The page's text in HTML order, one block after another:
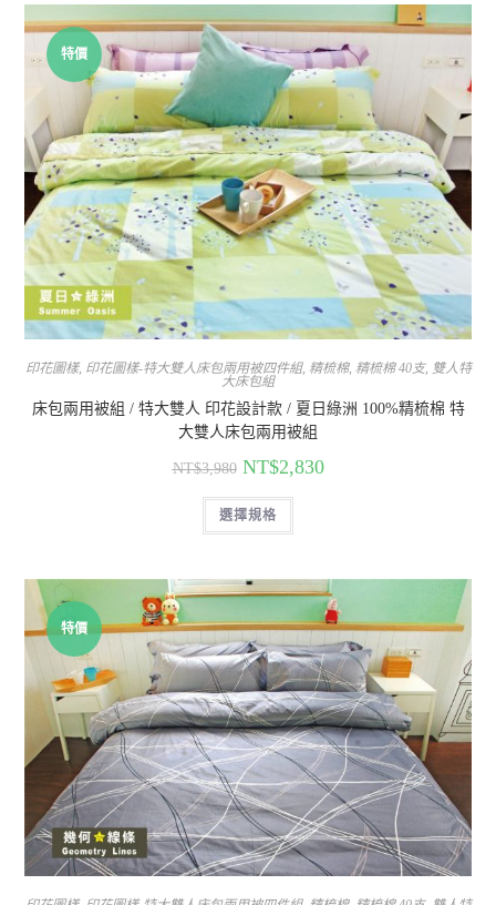
特價
印花圖樣, 印花圖樣-特大雙人床包兩用被四件組, 精梳棉, 精梳棉 40支, 雙人特
大床包組
床包兩用被組 / 特大雙人 印花設計款 / 夏日綠洲 100%精梳棉 特
大雙人床包兩用被組
NT$3,980 NT$2,830
選擇規格
特價